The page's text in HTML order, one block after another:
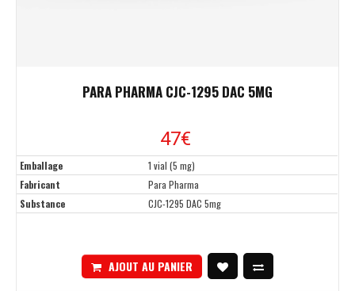
PARA PHARMA CJC-1295 DAC 5MG
47€
Emballage
1 vial (5 mg)
Fabricant
Para Pharma
Substance
CJC-1295 DAC 5mg
AJOUT AU PANIER